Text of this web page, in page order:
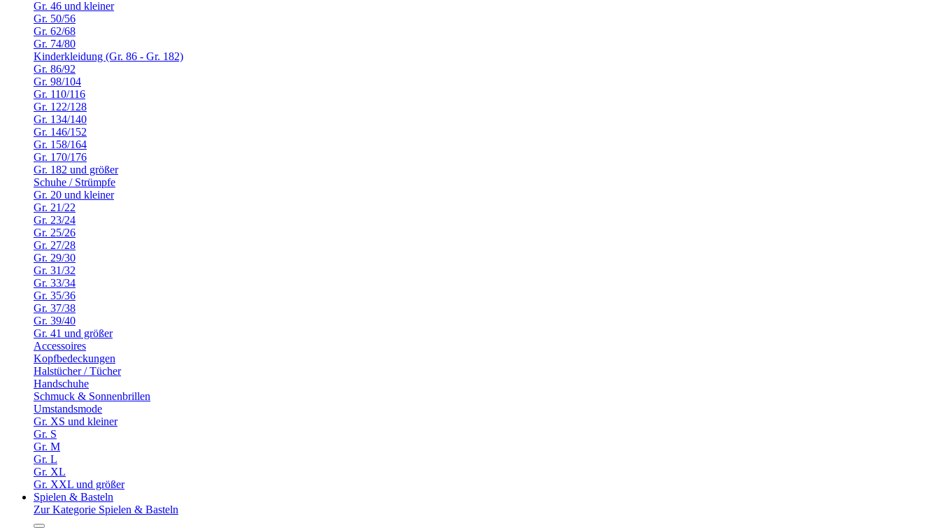
Gr. 46 und kleiner
Gr. 50/56
Gr. 62/68
Gr. 74/80
Kinderkleidung (Gr. 86 - Gr. 182)
Gr. 86/92
Gr. 98/104
Gr. 110/116
Gr. 122/128
Gr. 134/140
Gr. 146/152
Gr. 158/164
Gr. 170/176
Gr. 182 und größer
Schuhe / Strümpfe
Gr. 20 und kleiner
Gr. 21/22
Gr. 23/24
Gr. 25/26
Gr. 27/28
Gr. 29/30
Gr. 31/32
Gr. 33/34
Gr. 35/36
Gr. 37/38
Gr. 39/40
Gr. 41 und größer
Accessoires
Kopfbedeckungen
Halstücher / Tücher
Handschuhe
Schmuck & Sonnenbrillen
Umstandsmode
Gr. XS und kleiner
Gr. S
Gr. M
Gr. L
Gr. XL
Gr. XXL und größer
Spielen & Basteln
Zur Kategorie Spielen & Basteln